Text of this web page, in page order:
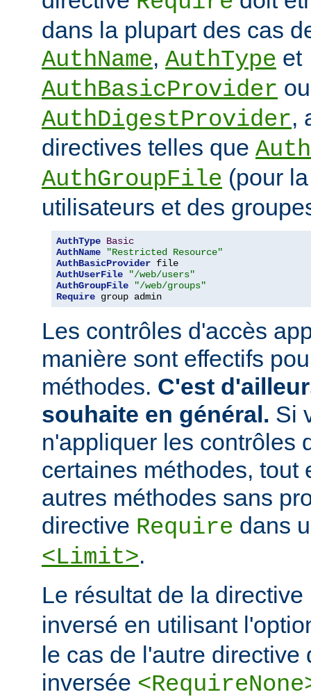
dans la plupart des cas
AuthName, AuthType et
AuthBasicProvider ou
AuthDigestProvider,
directives telles que
AuthGroupFile (pour
utilisateurs et des
AuthType Basic
AuthName
"Restricted Resource"
AuthBasicProvider
AuthUserFile
"/web/users"
AuthGroupFile
"/web/groups"
Require group admin
Les contrôles d'accès
manière sont effectifs
méthodes. C'est
souhaite en général. Si
n'appliquer les contrôles
certaines méthodes, tout
autres méthodes sans
directive Require dans
<Limit>.
Le résultat de la directive
inversé en utilisant
le cas de l'autre directive
inversée